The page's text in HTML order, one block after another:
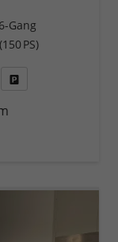
Gang
PS)